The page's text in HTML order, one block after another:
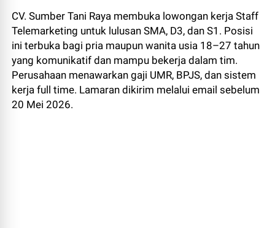
CV. Sumber Tani Raya membuka lowongan kerja Staff
Telemarketing untuk lulusan SMA, D3, dan S1. Posisi
ini terbuka bagi pria maupun wanita usia 18–27 tahun
yang komunikatif dan mampu bekerja dalam tim.
Perusahaan menawarkan gaji UMR, BPJS, dan sistem
kerja full time. Lamaran dikirim melalui email sebelum
20 Mei 2026.